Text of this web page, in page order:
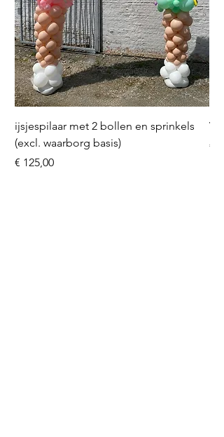
ijsjespilaar met 2 bollen en sprinkels
(excl. waarborg basis)
Prijs
€ 125,00
Prijs
€